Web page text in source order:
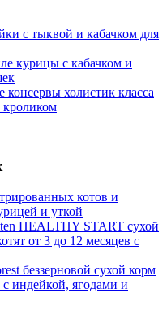
с тыквой и кабачком для
курицы с кабачком и
консервы холистик класса
кроликом
котов и
и уткой
HEALTHY START сухой
от 3 до 12 месяцев с
беззерновой сухой корм
индейкой, ягодами и